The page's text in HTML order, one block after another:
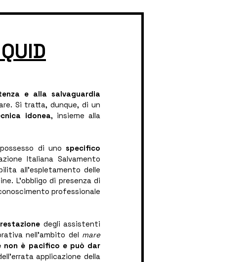
e alla salvaguardia
Si tratta, dunque, di un
idonea, insieme alla
di uno specifico
Italiana Salvamento
all’espletamento delle
L’obbligo di presenza di
professionale
degli assistenti
nell’ambito del mare
non è pacifico e può dar
applicazione della